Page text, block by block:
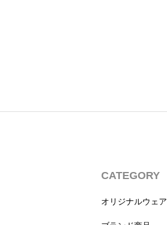
CATEGORY
オリジナルウェア